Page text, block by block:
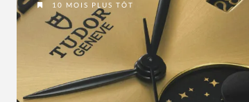
10 MOIS PLUS TÔT